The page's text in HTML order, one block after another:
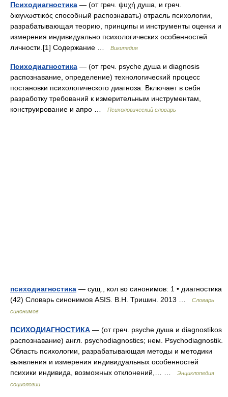
Психодиагностика — (от греч. ψυχή душа, и греч.
διαγνωστικός способный распознавать) отрасль психологии,
разрабатывающая теорию, принципы и инструменты оценки и
измерения индивидуально психологических особенностей
личности.[1] Содержание …
Википедия
Психодиагностика — (от греч. psyche душа и diagnosis
распознавание, определение) технологический процесс
постановки психологического диагноза. Включает в себя
разработку требований к измерительным инструментам,
конструирование и апро …
Психологический словарь
психодиагностика — сущ., кол во синонимов: 1 • диагностика
(42) Словарь синонимов ASIS. В.Н. Тришин. 2013 …
Словарь
синонимов
ПСИХОДИАГНОСТИКА — (от греч. psyche душа и diagnostikos
распознавание) англ. psychodiagnostics; нем. Psychodiagnostik.
Область психологии, разрабатывающая методы и методики
выявления и измерения индивидуальных особенностей
психики индивида, возможных отклонений,… …
Энциклопедия
социологии